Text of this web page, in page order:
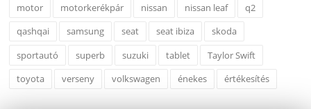
motor
motorkerékpár nissan nissan leaf
q2
qashqai
samsung seat seat ibiza
skoda
sportautó
superb suzuki tablet
Taylor Swift
toyota
verseny volkswagen énekes értékesítés